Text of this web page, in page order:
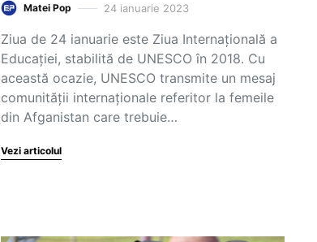
Matei Pop 24 ianuarie 2023
Ziua de 24 ianuarie este Ziua Internațională a
Educației, stabilită de UNESCO în 2018. Cu
această ocazie, UNESCO transmite un mesaj
comunității internaționale referitor la femeile
din Afganistan care trebuie…
Vezi articolul